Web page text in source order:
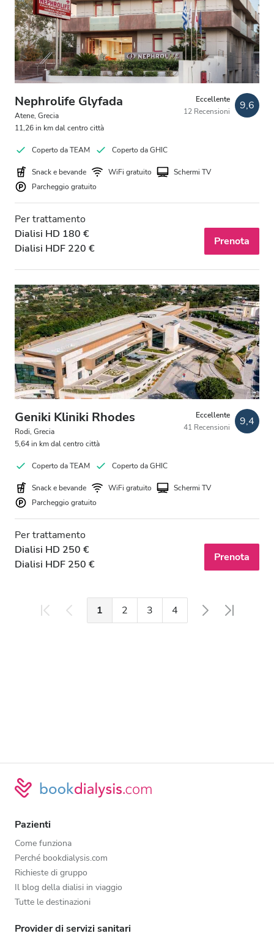
Nephrolife Glyfada
Atene, Grecia
11,26 in km dal centro città
Eccellente
12 Recensioni
9,6
Coperto da TEAM Coperto da GHIC
Snack e bevande WiFi gratuito
Schermi TV
Parcheggio gratuito
Per trattamento
Dialisi HD 180 €
Dialisi HDF 220 €
Prenota
Geniki Kliniki Rhodes
Rodi, Grecia
5,64 in km dal centro città
Eccellente
41 Recensioni
9,4
Coperto da TEAM Coperto da GHIC
Snack e bevande WiFi gratuito
Schermi TV
Parcheggio gratuito
Per trattamento
Dialisi HD 250 €
Dialisi HDF 250 €
Prenota
1 2 3 4
Pazienti
Come funziona
Perché bookdialysis.com
Richieste di gruppo
Il blog della dialisi in viaggio
Tutte le destinazioni
Provider di servizi sanitari